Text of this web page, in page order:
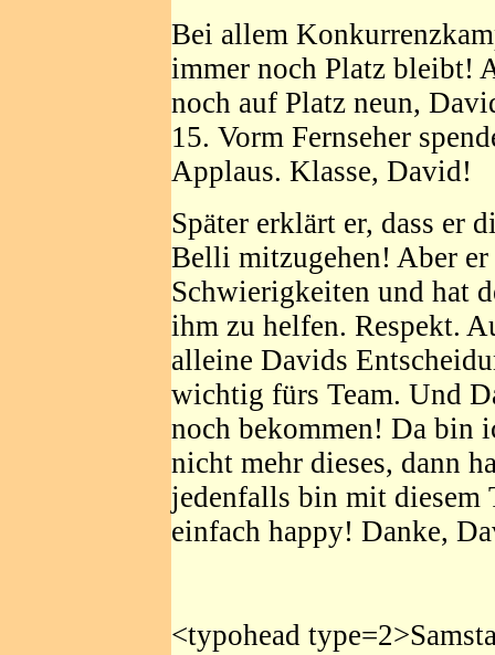
Bei allem
immer noch Platz bleibt!
noch auf Platz neun,
15. Vorm Fernseher
Applaus. Klasse, David!
Später erklärt er, dass er
Belli mitzugehen! Aber
Schwierigkeiten und hat
ihm zu helfen. Respekt.
alleine Davids
wichtig fürs Team. Und
noch bekommen! Da bin
nicht mehr dieses, dann
jedenfalls bin mit diesem
einfach happy! Danke,
<typohead